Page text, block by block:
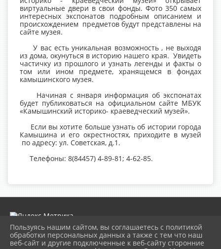
виртуальные двери в свои фонды. Фото 350 самых
интересных экспонатов подробным описанием и
происхождением предметов будут представлены на
сайте музея.
У вас есть уникальная возможность , не выходя
из дома, окунуться в историю нашего края. Увидеть
частичку из прошлого и узнать легенды и факты о
том или ином предмете, хранящемся в фондах
камышинского музея.
Начиная с января информация об экспонатах
будет публиковаться на официальном сайте МБУК
«Камышинский историко- краеведческий музей».
Если вы хотите больше узнать об истории города
Камышина и его окрестностях, приходите в музей
по адресу: ул. Советская, д.1.
Телефоны: 8(84457) 4-89-81; 4-62-85.
2026 г. museumkam.ru
Пользуясь нашим сайтом, вы соглашаетесь с политикой
обработки персональных данных а также с тем что наш
веб-сайт и другие подключенные к веб-сайту сторонние